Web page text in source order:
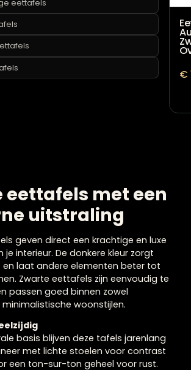
eettafels
eettafels met
uitstraling
geven direct een krachtige en
je interieur. De donkere kleur zorgt
en laat andere elementen beter tot
Zwarte eettafels zijn eenvoudig
passen goed binnen zowel